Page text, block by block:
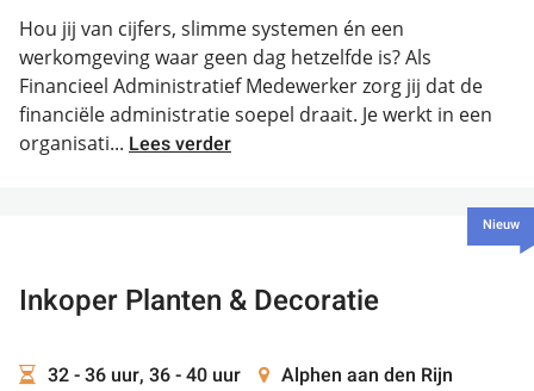
Hou jij van cijfers, slimme systemen én een
werkomgeving waar geen dag hetzelfde is? Als
Financieel Administratief Medewerker zorg jij dat de
financiële administratie soepel draait. Je werkt in een
organisati... Lees verder
Inkoper Planten & Decoratie
32 - 36 uur, 36 - 40 uur Alphen aan den Rijn
Nieuw